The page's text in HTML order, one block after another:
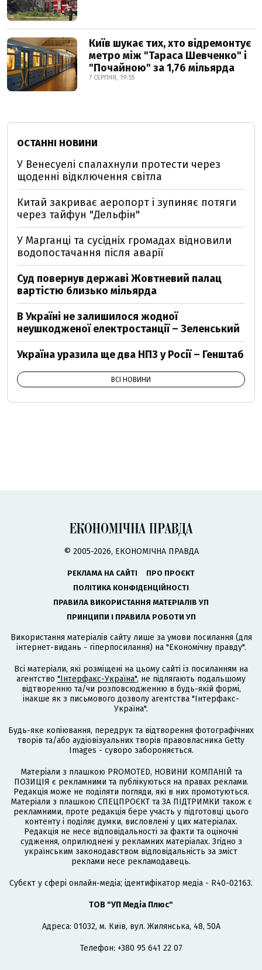
Київ шукає тих, хто відремонтує
метро між "Тараса Шевченко" і
"Почайною" за 1,76 мільярда
7 СЕРПНЯ, 19:55
ОСТАННІ НОВИНИ
У Венесуелі спалахнули протести через
щоденні відключення світла
Китай закриває аеропорт і зупиняє потяги
через тайфун "Дельфін"
У Марганці та сусідніх громадах відновили
водопостачання після аварії
Суд повернув державі Жовтневий палац
вартістю близько мільярда
В Україні не залишилося жодної
неушкодженої електростанції – Зеленський
Україна уразила ще два НПЗ у Росії – Генштаб
ВСІ НОВИНИ
© 2005-2026, ЕКОНОМІЧНА ПРАВДА
РЕКЛАМА НА САЙТІ
ПРО ПРОЄКТ
ПОЛІТИКА КОНФІДЕНЦІЙНОСТІ
ПРАВИЛА ВИКОРИСТАННЯ МАТЕРІАЛІВ УП
ПРИНЦИПИ І ПРАВИЛА РОБОТИ УП
Використання матеріалів сайту лише за умови посилання (для
інтернет-видань - гіперпосилання) на "Економічну правду".
Всі матеріали, які розміщені на цьому сайті із посиланням на
агентство "Інтерфакс-Україна", не підлягають подальшому
відтворенню та/чи розповсюдженню в будь-якій формі,
інакше як з письмового дозволу агентства "Інтерфакс-
Україна".
Будь-яке копіювання, передрук та відтворення фотографічних
творів та/або аудіовізуальних творів правовласника Getty
Images - суворо забороняється.
Матеріали з плашкою PROMOTED, НОВИНИ КОМПАНІЙ та
ПОЗИЦІЯ є рекламними та публікуються на правах реклами.
Редакція може не поділяти погляди, які в них промотуються.
Матеріали з плашкою СПЕЦПРОЄКТ та ЗА ПІДТРИМКИ також є
рекламними, проте редакція бере участь у підготовці цього
контенту і поділяє думки, висловлені у цих матеріалах.
Редакція не несе відповідальності за факти та оціночні
судження, оприлюднені у рекламних матеріалах. Згідно з
українським законодавством відповідальність за зміст
реклами несе рекламодавець.
Cубєкт у сфері онлайн-медіа; ідентифікатор медіа - R40-02163.
ТОВ "УП Медіа Плюс"
Адреса: 01032, м. Київ, вул. Жилянська, 48, 50А
Телефон: +380 95 641 22 07